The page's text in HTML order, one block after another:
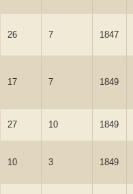
26 7 1847
17 7 1849
27 10 1849
10 3 1849